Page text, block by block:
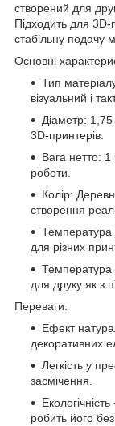
створений для
Підходить для 3D-
стабільну подачу
Основні
Тип
візуальний і
Діаметр:
3D-принтерів.
Вага нетто:
роботи.
Колір:
створення
Температура
для різних
Температура
для друку як з
Переваги:
Ефект
декоративних
Легкість у
засмічення.
робить його